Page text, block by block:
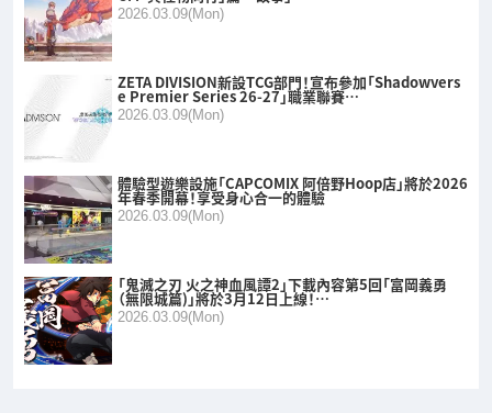
2026.03.09(Mon)
ZETA DIVISION新設TCG部門！宣布參加「Shadowvers
e Premier Series 26-27」職業聯賽…
2026.03.09(Mon)
體驗型遊樂設施「CAPCOMIX 阿倍野Hoop店」將於2026
年春季開幕！享受身心合一的體驗
2026.03.09(Mon)
「鬼滅之刃 火之神血風譚2」下載內容第5回「富岡義勇
（無限城篇)」將於3月12日上線！…
2026.03.09(Mon)